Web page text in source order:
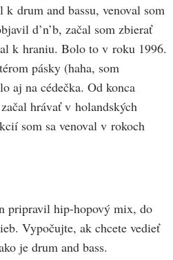
k drum and bassu, venoval som
d’n’b, začal som zbierať
k hraniu. Bolo to v roku 1996.
pásky (haha, som
aj na cédečka. Od konca
hrávať v holandských
som sa venoval v rokoch
pripravil hip-hopový mix, do
Vypočujte, ak chcete vedieť
je drum and bass.